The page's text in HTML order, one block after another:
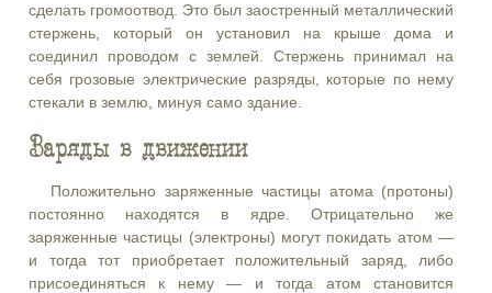
сделать громоотвод. Это был заостренный металлический
стержень, который он установил на крыше дома и
соединил проводом с землей. Стержень принимал на
себя грозовые электрические разряды, которые по нему
стекали в землю, минуя само здание.
Заряды в движении
Положительно заряженные частицы атома (протоны)
постоянно находятся в ядре. Отрицательно же
заряженные частицы (электроны) могут покидать атом —
и тогда тот приобретает положительный заряд, либо
присоединяться к нему — и тогда атом становится